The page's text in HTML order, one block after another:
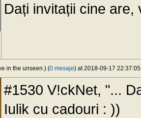
Dați invitații cine
in the unseen.) (0 mesaje) at 2018-09-17
#1530 V!ckNet, "...
Iulik cu cadouri : ))